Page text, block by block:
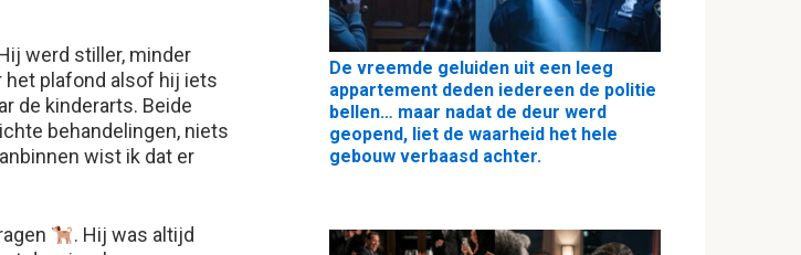
werd stiller, minder
het plafond alsof hij iets
de kinderarts. Beide
behandelingen, niets
wist ik dat er
. Hij was altijd
De vreemde geluiden uit een leeg
appartement deden iedereen de politie
bellen… maar nadat de deur werd
geopend, liet de waarheid het hele
gebouw verbaasd achter.